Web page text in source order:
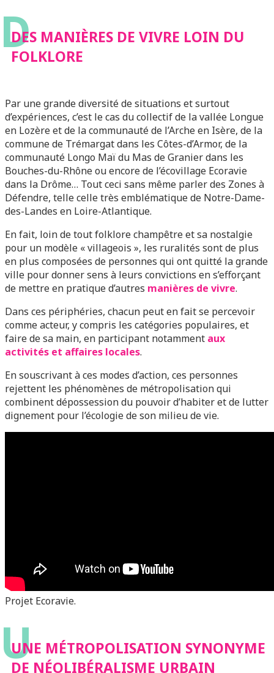
D
DES MANIÈRES DE VIVRE LOIN DU
FOLKLORE
Par une grande diversité de situations et surtout
d’expériences, c’est le cas du collectif de la vallée Longue
en Lozère et de la communauté de l’Arche en Isère, de la
commune de Trémargat dans les Côtes-d’Armor, de la
communauté Longo Maï du Mas de Granier dans les
Bouches-du-Rhône ou encore de l’écovillage Ecoravie
dans la Drôme… Tout ceci sans même parler des Zones à
Défendre, telle celle très emblématique de Notre-Dame-
des-Landes en Loire-Atlantique.
En fait, loin de tout folklore champêtre et sa nostalgie
pour un modèle « villageois », les ruralités sont de plus
en plus composées de personnes qui ont quitté la grande
ville pour donner sens à leurs convictions en s’efforçant
de mettre en pratique d’autres manières de vivre.
Dans ces périphéries, chacun peut en fait se percevoir
comme acteur, y compris les catégories populaires, et
faire de sa main, en participant notamment aux
activités et affaires locales.
En souscrivant à ces modes d’action, ces personnes
rejettent les phénomènes de métropolisation qui
combinent dépossession du pouvoir d’habiter et de lutter
dignement pour l’écologie de son milieu de vie.
Projet Ecoravie.
U
UNE MÉTROPOLISATION SYNONYME
DE NÉOLIBÉRALISME URBAIN